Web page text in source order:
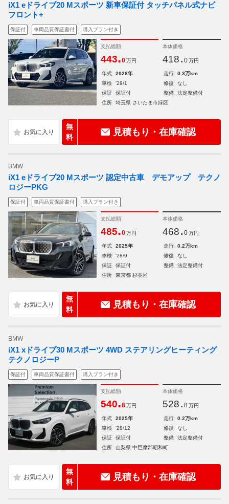
iX1 eドライブ20 Mスポーツ 新車保証付 タッチパネル式ナビ
フロント+
保証付 車両品質保証書付 購入プラン付き
支払総額
443.0 万円
本体価格
418. 0 万円
年式 2026年 走行
0.3万km
車検
'29/1 修復
なし
保証
保証付 整備
法定整備付
住所
埼玉県 さいたま市緑区
無
料
見積もり・在庫確認
BMW
iX1 eドライブ20 Mスポーツ 認定中古車 デモアップ テクノ
ロジーPKG
保証付 車両品質保証書付 購入プラン付き
支払総額
485.0 万円
本体価格
468. 0 万円
年式 2025年 走行
0.2万km
車検
'28/9 修復
なし
保証
保証付 整備
法定整備付
住所
東京都 杉並区
無
料
見積もり・在庫確認
BMW
iX1 xドライブ30 Mスポーツ 4WD ステアリングヒーティング
テクノロジーP
保証付 車両品質保証書付 購入プラン付き
支払総額
540.8 万円
本体価格
528. 8 万円
年式 2025年 走行
0.2万km
車検
'28/12 修復
なし
保証
保証付 整備
法定整備付
住所
山梨県 中巨摩郡昭和町
無
料
見積もり・在庫確認